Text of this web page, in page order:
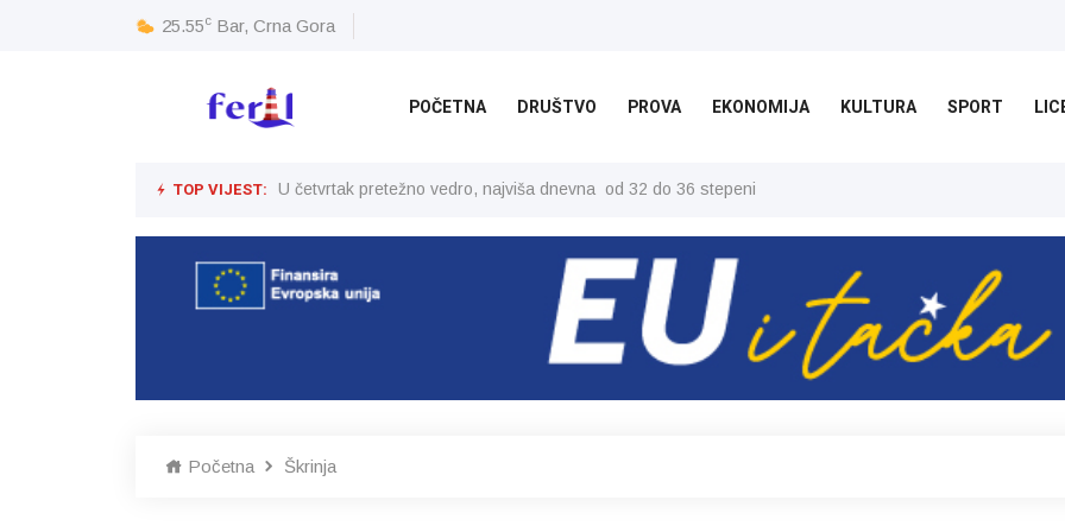
25.55c Bar, Crna Gora
POČETNA DRUŠTVO PROVA EKONOMIJA KULTURA SPORT
TOP VIJEST: U četvrtak pretežno vedro, najviša dnevna od 32 do 36 stepeni
Početna Škrinja